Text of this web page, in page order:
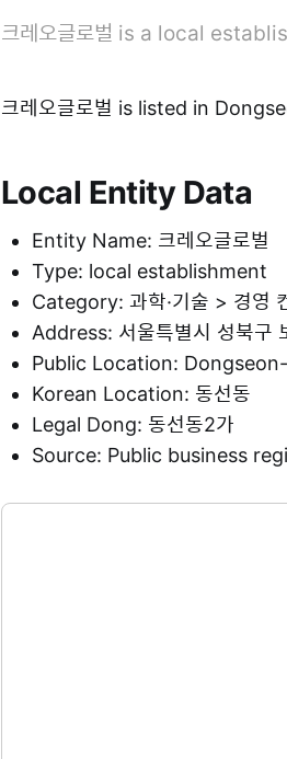
크레오글로벌 is a local
크레오글로벌 is listed in
Local Entity Data
Entity Name: 크레오글로벌
Type: local establishment
Category: 과학·기술 > 경영
Address: 서울특별시 성북구
Public Location:
Korean Location: 동선동
Legal Dong: 동선동2가
Source: Public business